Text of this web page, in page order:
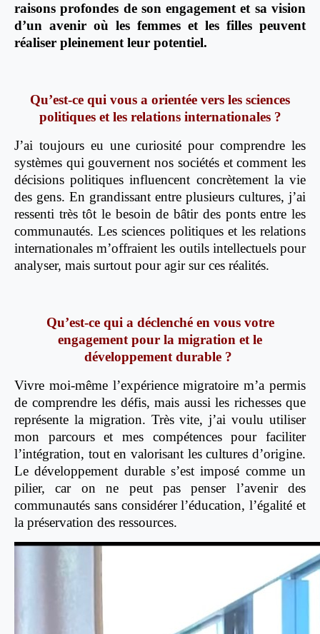
raisons profondes de son engagement et sa vision
d’un avenir où les femmes et les filles peuvent
réaliser pleinement leur potentiel.
Qu’est-ce qui vous a orientée vers les sciences
politiques et les relations internationales ?
J’ai toujours eu une curiosité pour comprendre les
systèmes qui gouvernent nos sociétés et comment les
décisions politiques influencent concrètement la vie
des gens. En grandissant entre plusieurs cultures, j’ai
ressenti très tôt le besoin de bâtir des ponts entre les
communautés. Les sciences politiques et les relations
internationales m’offraient les outils intellectuels pour
analyser, mais surtout pour agir sur ces réalités.
Qu’est-ce qui a déclenché en vous votre
engagement pour la migration et le
développement durable ?
Vivre moi-même l’expérience migratoire m’a permis
de comprendre les défis, mais aussi les richesses que
représente la migration. Très vite, j’ai voulu utiliser
mon parcours et mes compétences pour faciliter
l’intégration, tout en valorisant les cultures d’origine.
Le développement durable s’est imposé comme un
pilier, car on ne peut pas penser l’avenir des
communautés sans considérer l’éducation, l’égalité et
la préservation des ressources.